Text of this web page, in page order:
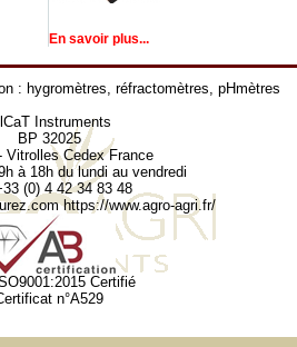
En savoir plus...
: hygromètres, réfractomètres, pHmètres
Instruments
BP 32025
Vitrolles Cedex France
à 18h du lundi au vendredi
(0) 4 42 34 83 48
https://www.agro-agri.fr/
Certifié
n°A529